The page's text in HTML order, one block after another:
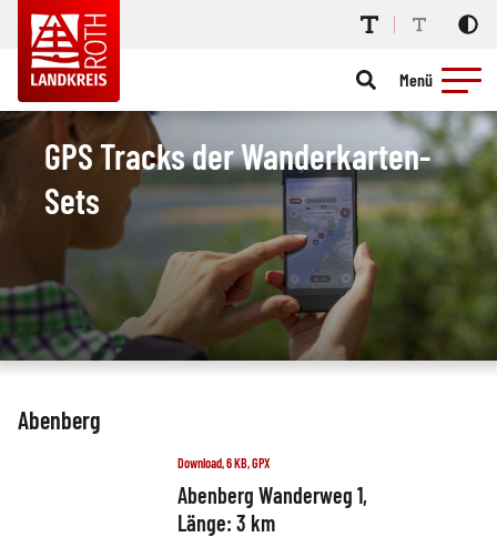
Menü
GPS Tracks der Wanderkarten-
Sets
Abenberg
Download, 6 KB, GPX
Abenberg Wanderweg 1,
Länge: 3 km